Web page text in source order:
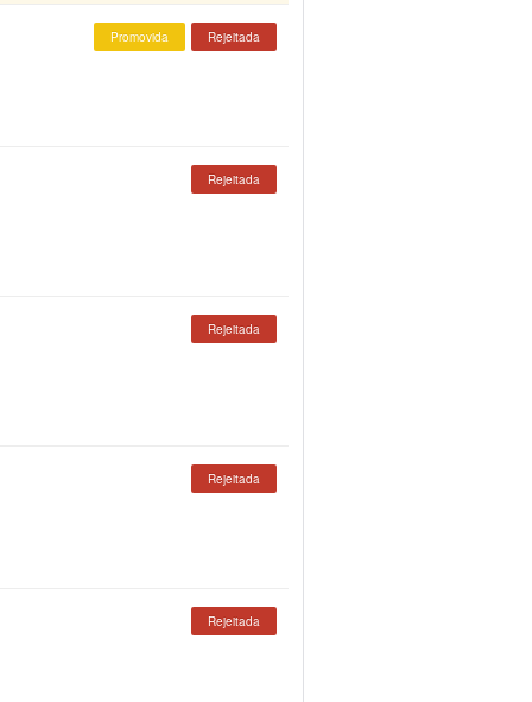
Promovida Rejeitada
Rejeitada
Rejeitada
Rejeitada
Rejeitada